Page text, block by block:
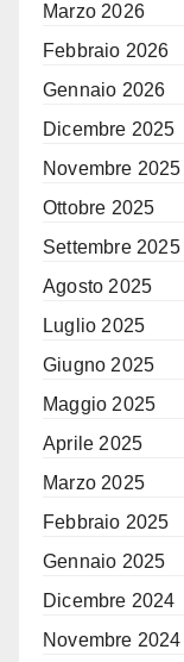
Marzo 2026
Febbraio 2026
Gennaio 2026
Dicembre 2025
Novembre 2025
Ottobre 2025
Settembre 2025
Agosto 2025
Luglio 2025
Giugno 2025
Maggio 2025
Aprile 2025
Marzo 2025
Febbraio 2025
Gennaio 2025
Dicembre 2024
Novembre 2024